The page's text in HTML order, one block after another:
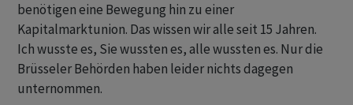
benötigen eine Bewegung hin zu einer
Kapitalmarktunion. Das wissen wir alle seit 15 Jahren.
Ich wusste es, Sie wussten es, alle wussten es. Nur die
Brüsseler Behörden haben leider nichts dagegen
unternommen.